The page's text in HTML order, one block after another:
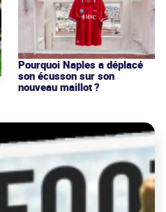
Pourquoi Naples a déplacé
son écusson sur son
nouveau maillot ?